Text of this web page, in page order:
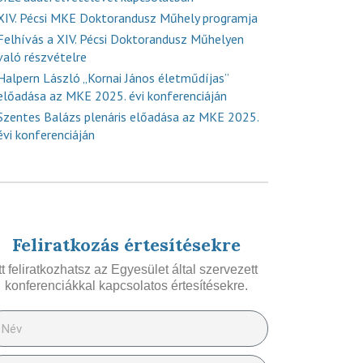
Pécsi MKE Doktorandusz Műhely programja
a XIV. Pécsi Doktorandusz Műhelyen
részvételre
László „Kornai János életműdíjas”
az MKE 2025. évi konferenciáján
Balázs plenáris előadása az MKE 2025.
konferenciáján
Feliratkozás értesítésekre
feliratkozhatsz az Egyesület által szervezett
konferenciákkal kapcsolatos értesítésekre.